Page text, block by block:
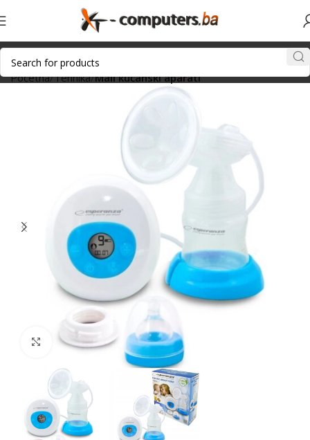
Početna Tehnika Mali kućanski aparati
Click to enlarge